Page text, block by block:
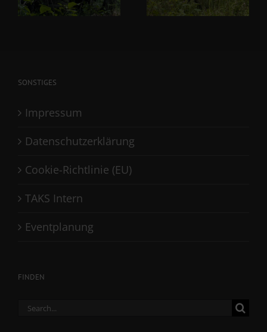
SONSTIGES
Impressum
Datenschutzerklärung
Cookie-Richtlinie (EU)
TAKS Intern
Eventplanung
FINDEN
Search